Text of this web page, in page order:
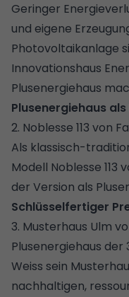
Geringer
und eigene
Photovoltaikanlage
Innovationshaus
Plusenergiehaus
Plusenergiehaus als
2. Noblesse 113 von
Als klassisch-
Modell Noblesse 113
der Version als
Schlüsselfertiger
3. Musterhaus Ulm
Plusenergiehaus
Weiss sein
nachhaltigen,